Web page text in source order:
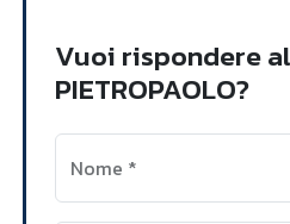
Vuoi rispondere
PIETROPAOLO?
Nome *